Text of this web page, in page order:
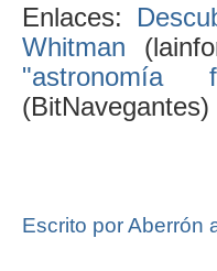
Enlaces:
Whitman
"astronomía
(BitNavegantes)
Escrito por Aberrón